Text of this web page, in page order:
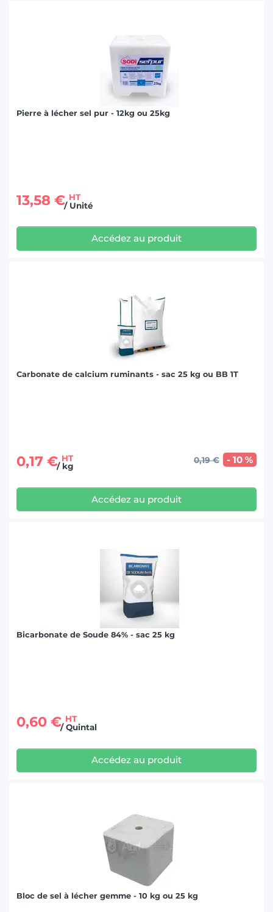
Pierre à lécher sel pur - 12kg ou 25kg
13,58 €HT
/ Unité
Accédez au produit
Carbonate de calcium ruminants - sac 25 kg ou BB 1T
0,17 €HT
/ kg
0,19 € - 10 %
Accédez au produit
Bicarbonate de Soude 84% - sac 25 kg
0,60 €HT
/ Quintal
Accédez au produit
Bloc de sel à lécher gemme - 10 kg ou 25 kg